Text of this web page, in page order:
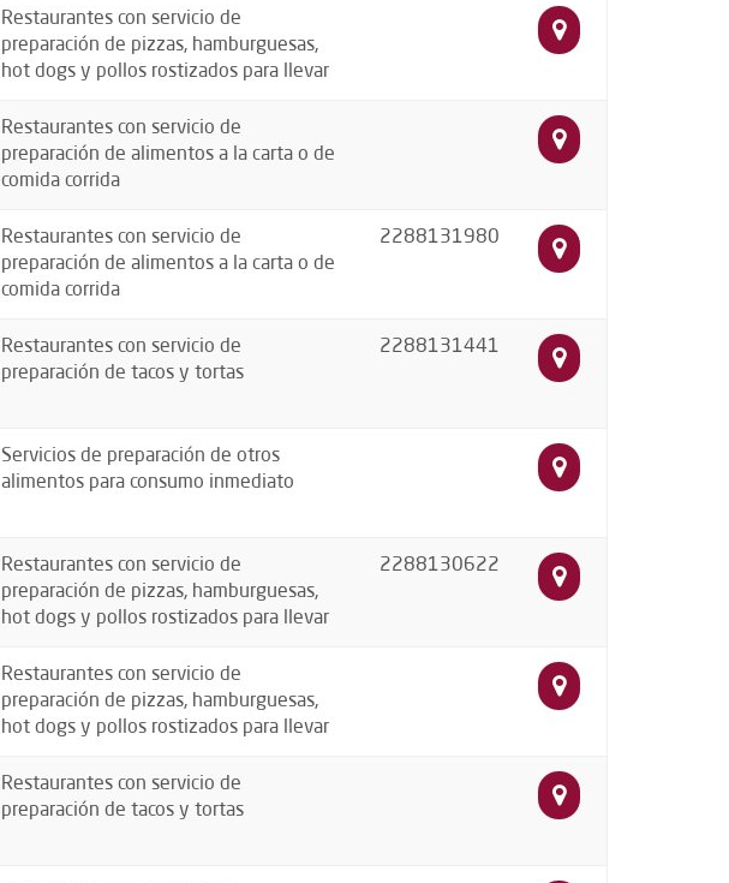
Restaurantes con servicio de
preparación de pizzas, hamburguesas,
hot dogs y pollos rostizados para llevar
Restaurantes con servicio de
preparación de alimentos a la carta o de
comida corrida
Restaurantes con servicio de
preparación de alimentos a la carta o de
comida corrida
2288131980
Restaurantes con servicio de
preparación de tacos y tortas
2288131441
Servicios de preparación de otros
alimentos para consumo inmediato
Restaurantes con servicio de
preparación de pizzas, hamburguesas,
hot dogs y pollos rostizados para llevar
2288130622
Restaurantes con servicio de
preparación de pizzas, hamburguesas,
hot dogs y pollos rostizados para llevar
Restaurantes con servicio de
preparación de tacos y tortas